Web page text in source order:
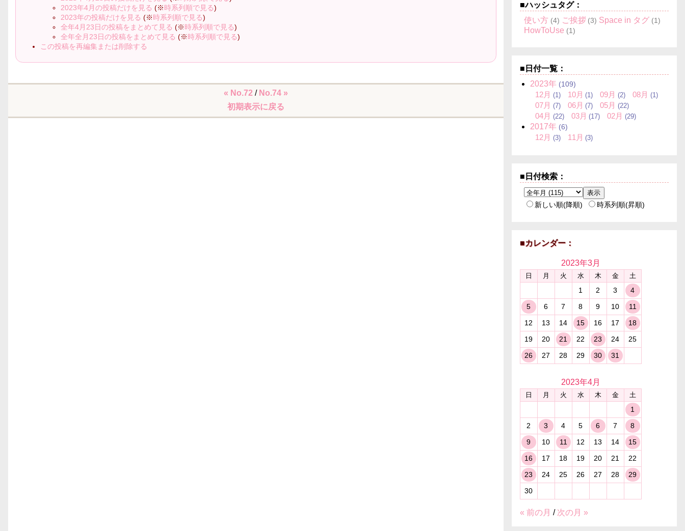
2023年4月の投稿だけを見る (※時系列順で見る)
2023年の投稿だけを見る (※時系列順で見る)
全年4月23日の投稿をまとめて見る (※時系列順で見る)
全年全月23日の投稿をまとめて見る (※時系列順で見る)
この投稿を再編集または削除する
« No.72 / No.74 »
初期表示に戻る
■ハッシュタグ：
使い方 (4) ご挨拶 (3) Space in タグ (1)
HowToUse (1)
■日付一覧：
2023年 (109)
12月 (1) 10月 (1) 09月 (2) 08月 (1)
07月 (7) 06月 (7) 05月 (22)
04月 (22) 03月 (17) 02月 (29)
2017年 (6)
12月 (3) 11 月 (3)
■日付検索：
新しい順(降順) 時系列順(昇順)
■カレンダー：
2023年3月
日 月 火 水 木 金 土
1 2 3
4
5
6 7 8 9 10
11
12
13 14 15 16 17
18
19
20 21 22 23 24
25
26
27 28 29 30 31
2023年4月
日 月 火 水 木 金 土
1
2
3 4 5 6 7
8
9
10 11 12 13 14
15
16
17 18 19 20 21
22
23
24 25 26 27 28
29
30
« 前の月 / 次の月 »